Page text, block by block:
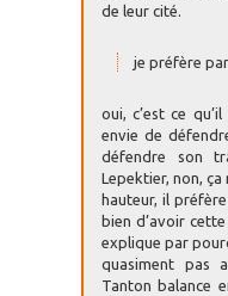
de leur cité.
je préfère
oui, c’est ce
envie de
défendre son
Lepektier, non, ça
hauteur, il
bien d’avoir
explique par
quasiment pas
Tanton balance